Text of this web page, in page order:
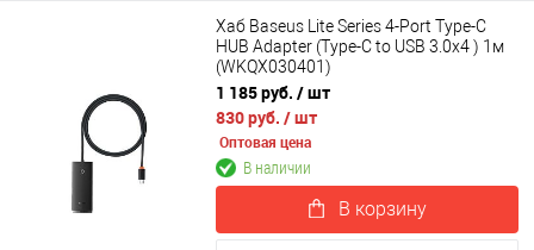
Хаб Baseus Lite Series 4-Port Type-C
HUB Adapter (Type-C to USB 3.0x4 ) 1м
(WKQX030401)
1 185 руб. / шт
830 руб. / шт
Оптовая цена
В наличии
В корзину